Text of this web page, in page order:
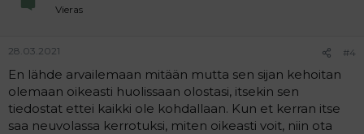
Vieras
28.03.2021 #4
En lähde arvailemaan mitään mutta sen sijan kehoitan
olemaan oikeasti huolissaan olostasi, itsekin sen
tiedostat ettei kaikki ole kohdallaan. Kun et kerran itse
saa neuvolassa kerrotuksi, miten oikeasti voit, niin ota